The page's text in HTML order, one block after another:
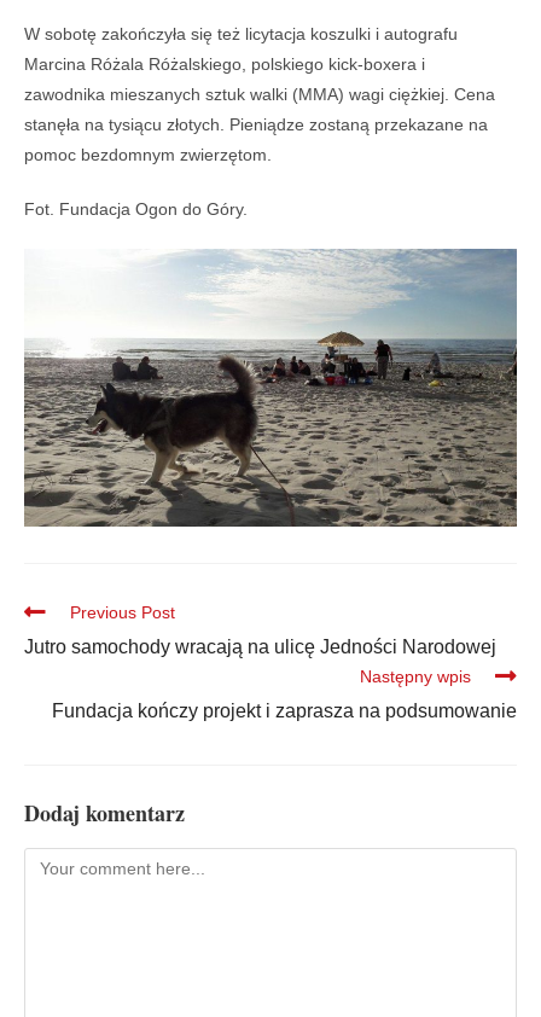
W sobotę zakończyła się też licytacja koszulki i autografu
Marcina Różala Różalskiego, polskiego kick-boxera i
zawodnika mieszanych sztuk walki (MMA) wagi ciężkiej. Cena
stanęła na tysiącu złotych. Pieniądze zostaną przekazane na
pomoc bezdomnym zwierzętom.
Fot. Fundacja Ogon do Góry.
Previous Post
Jutro samochody wracają na ulicę Jedności Narodowej
Następny wpis
Fundacja kończy projekt i zaprasza na podsumowanie
Dodaj komentarz